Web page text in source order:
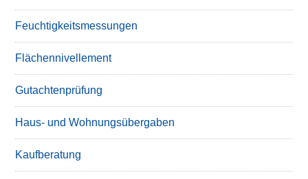
Feuchtigkeitsmessungen
Flächennivellement
Gutachtenprüfung
Haus- und Wohnungsübergaben
Kaufberatung